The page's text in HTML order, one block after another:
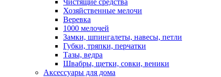
Чистящие средства
Хозяйственные мелочи
Веревка
1000 мелочей
Замки, шпингалеты, навесы, петли
Губки, тряпки, перчатки
Тазы, ведра
Швабры, щетки, совки, веники
Аксессуары для дома